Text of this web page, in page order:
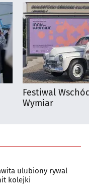
Festiwal
Wymiar
ulubiony rywal
kolejki